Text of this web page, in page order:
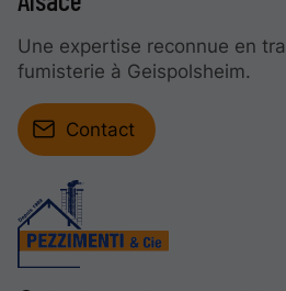
Une expertise reconnue en
fumisterie à Geispolsheim.
Contact